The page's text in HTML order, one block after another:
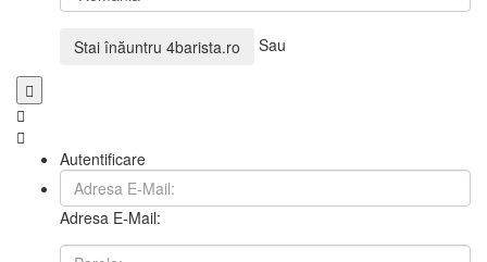
Stai înăuntru 4barista.ro Sau
Autentificare
Adresa E-Mail: